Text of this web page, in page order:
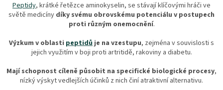
Peptidy, krátké řetězce aminokyselin, se stávají klíčovými hráči ve
světě medicíny díky svému obrovskému potenciálu v postupech
proti různým onemocnění.
Výzkum v oblasti peptidůje na vzestupu, zejména v souvislosti s
jejich využitím v boji proti artritidě, rakoviny a diabetu.
Mají schopnost cíleně působit na specifické biologické procesy,
nízký výskyt vedlejších účinků z nich činí atraktivní alternativu.